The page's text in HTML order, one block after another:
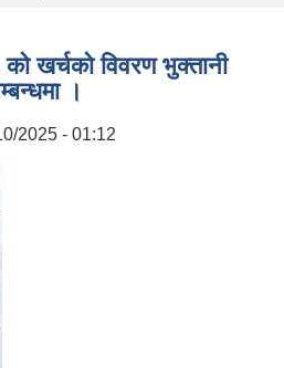
खर्चको विवरण भुक्तानी
।
2025 - 01:12